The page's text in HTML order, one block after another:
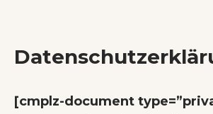
Gäubahn
[cmplz-document